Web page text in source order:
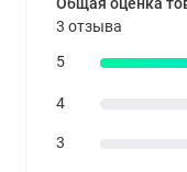
Общая оценка
3 отзыва
5
4
3